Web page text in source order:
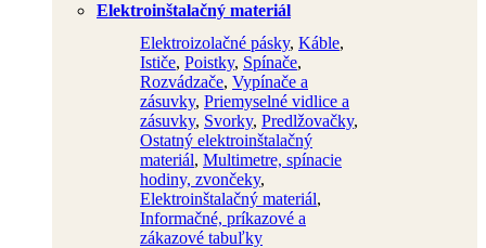
Elektroinštalačný materiál
Elektroizolačné pásky, Káble,
Ističe, Poistky, Spínače,
Rozvádzače, Vypínače a
zásuvky, Priemyselné vidlice a
zásuvky, Svorky, Predlžovačky,
Ostatný elektroinštalačný
materiál, Multimetre, spínacie
hodiny, zvončeky,
Elektroinštalačný materiál,
Informačné, príkazové a
zákazové tabuľky